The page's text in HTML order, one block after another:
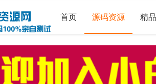
首页 源码资源 精